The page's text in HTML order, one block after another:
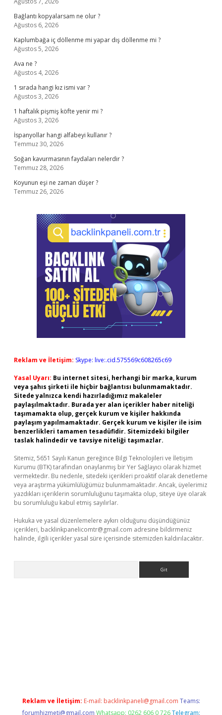
Bağlantı kopyalarsam ne olur ?
Ağustos 6, 2026
Kaplumbağa iç döllenme mi yapar dış döllenme mi ?
Ağustos 5, 2026
Ava ne ?
Ağustos 4, 2026
1 sırada hangi kız ismi var ?
Ağustos 3, 2026
1 haftalık pişmiş köfte yenir mi ?
Ağustos 3, 2026
İspanyollar hangi alfabeyi kullanır ?
Temmuz 30, 2026
Soğan kavurmasının faydaları nelerdir ?
Temmuz 28, 2026
Koyunun eşi ne zaman düşer ?
Temmuz 26, 2026
Reklam ve İletişim: Skype: live:.cid.575569c608265c69
Yasal Uyarı: Bu internet sitesi, herhangi bir marka, kurum
veya şahıs şirketi ile hiçbir bağlantısı bulunmamaktadır.
Sitede yalnızca kendi hazırladığımız makaleler
paylaşılmaktadır. Burada yer alan içerikler haber niteliği
taşımamakta olup, gerçek kurum ve kişiler hakkında
paylaşım yapılmamaktadır. Gerçek kurum ve kişiler ile isim
benzerlikleri tamamen tesadüfidir. Sitemizdeki bilgiler
taslak halindedir ve tavsiye niteliği taşımazlar.
Sitemiz, 5651 Sayılı Kanun gereğince Bilgi Teknolojileri ve İletişim
Kurumu (BTK) tarafından onaylanmış bir Yer Sağlayıcı olarak hizmet
vermektedir. Bu nedenle, sitedeki içerikleri proaktif olarak denetleme
veya araştırma yükümlülüğümüz bulunmamaktadır. Ancak, üyelerimiz
yazdıkları içeriklerin sorumluluğunu taşımakta olup, siteye üye olarak
bu sorumluluğu kabul etmiş sayılırlar.
Hukuka ve yasal düzenlemelere aykırı olduğunu düşündüğünüz
içerikleri, backlinkpanelicomtr@gmail.com adresine bildirmeniz
halinde, ilgili içerikler yasal süre içerisinde sitemizden kaldırılacaktır.
Reklam ve İletişim: E-mail: backlinkpaneli@gmail.com Teams:
forumhizmeti@gmail.com Whatsapp: 0262 606 0 726 Telegram: